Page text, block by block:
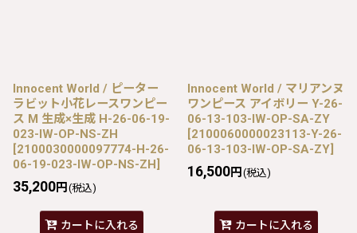
Innocent World / ピーター
ラビット小花レースワンピー
ス M 生成×生成 H-26-06-19-
023-IW-OP-NS-ZH
[2100030000097774-H-26-
06-19-023-IW-OP-NS-ZH]
35,200円 (税込)
カートに入れる
Innocent World / マリアンヌ
ワンピース アイボリー Y-26-
06-13-103-IW-OP-SA-ZY
[2100060000023113-Y-26-
06-13-103-IW-OP-SA-ZY]
16,500円 (税込)
カートに入れる